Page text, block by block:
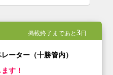
掲載終了まであと 3日
ーター（十勝管内）
す！